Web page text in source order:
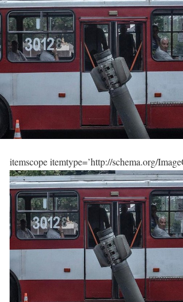
itemscope itemtype=’http://schema.org/